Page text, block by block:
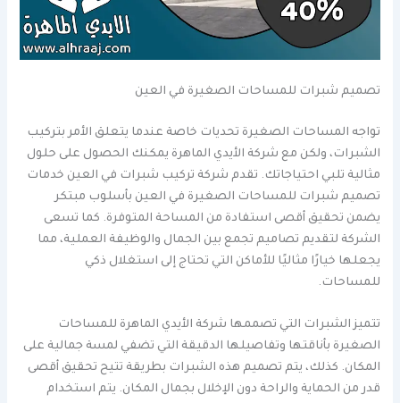
تصميم شبرات للمساحات الصغيرة في العين
تواجه المساحات الصغيرة تحديات خاصة عندما يتعلق الأمر بتركيب
الشبرات، ولكن مع شركة الأيدي الماهرة يمكنك الحصول على حلول
مثالية تلبي احتياجاتك. تقدم شركة تركيب شبرات في العين خدمات
تصميم شبرات للمساحات الصغيرة في العين بأسلوب مبتكر
يضمن تحقيق أقصى استفادة من المساحة المتوفرة. كما تسعى
الشركة لتقديم تصاميم تجمع بين الجمال والوظيفة العملية، مما
يجعلها خيارًا مثاليًا للأماكن التي تحتاج إلى استغلال ذكي
للمساحات.
تتميز الشبرات التي تصممها شركة الأيدي الماهرة للمساحات
الصغيرة بأناقتها وتفاصيلها الدقيقة التي تضفي لمسة جمالية على
المكان. كذلك، يتم تصميم هذه الشبرات بطريقة تتيح تحقيق أقصى
قدر من الحماية والراحة دون الإخلال بجمال المكان. يتم استخدام